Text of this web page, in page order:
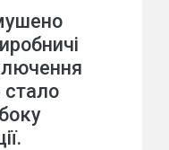
стало